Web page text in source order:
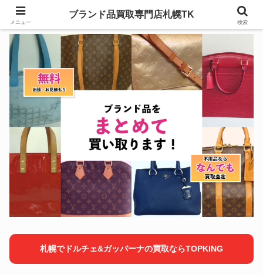
札幌でドルチェ&ガッバーナの買取ならTOPKING
メニュー
ブランド品買取専門店札幌TK
検索